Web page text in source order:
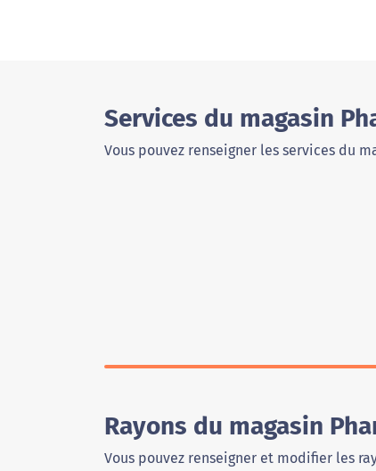
Services du magasin
Vous pouvez renseigner les services du
Rayons du magasin
Vous pouvez renseigner et modifier les